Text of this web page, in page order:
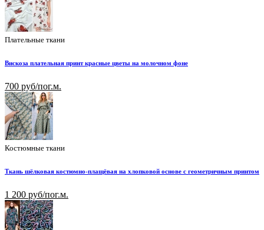
Плательные ткани
Вискоза плательная принт красные цветы на молочном фоне
700 руб/пог.м.
Костюмные ткани
Ткань шёлковая костюмно-плащёвая на хлопковой основе с геометричным принтом
1 200 руб/пог.м.